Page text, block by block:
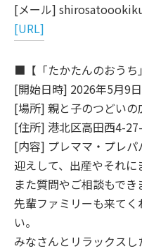
[メール]
[URL]
■【「たかたんのおうち
[開始日時] 2026年5月9
[場所] 親と子のつどいの
[住所] 港北区高田西4-
[内容] プレママ・プレ
迎えして、出産やそれに
また質問やご相談もでき
先輩ファミリーも来て
い。
みなさんとリラックス